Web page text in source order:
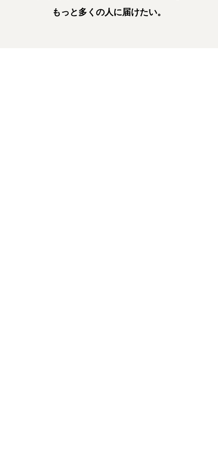
もっと多くの人に届けたい。